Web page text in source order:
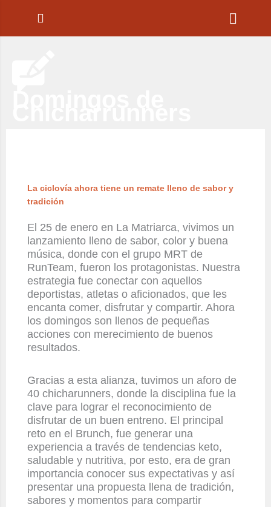
La ciclovía ahora tiene un remate lleno de sabor y
tradición
El 25 de enero en La Matriarca, vivimos un
lanzamiento lleno de sabor, color y buena
música, donde con el grupo MRT de
RunTeam, fueron los protagonistas. Nuestra
estrategia fue conectar con aquellos
deportistas, atletas o aficionados, que les
encanta comer, disfrutar y compartir. Ahora
los domingos son llenos de pequeñas
acciones con merecimiento de buenos
resultados.
Gracias a esta alianza, tuvimos un aforo de
40 chicharunners, donde la disciplina fue la
clave para lograr el reconocimiento de
disfrutar de un buen entreno. El principal
reto en el Brunch, fue generar una
experiencia a través de tendencias keto,
saludable y nutritiva, por esto, era de gran
importancia conocer sus expectativas y así
presentar una propuesta llena de tradición,
sabores y momentos para compartir